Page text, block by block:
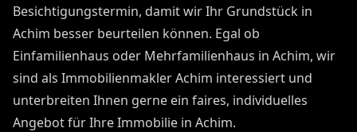
Besichtigungstermin, damit wir Ihr Grundstück in
Achim besser beurteilen können. Egal ob
Einfamilienhaus oder Mehrfamilienhaus in Achim, wir
sind als Immobilienmakler Achim interessiert und
unterbreiten Ihnen gerne ein faires, individuelles
Angebot für Ihre Immobilie in Achim.